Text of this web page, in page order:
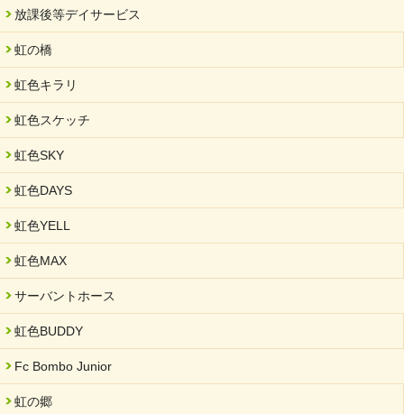
放課後等デイサービス
虹の橋
虹色キラリ
虹色スケッチ
虹色SKY
虹色DAYS
虹色YELL
虹色MAX
サーバントホース
虹色BUDDY
Fc Bombo Junior
虹の郷